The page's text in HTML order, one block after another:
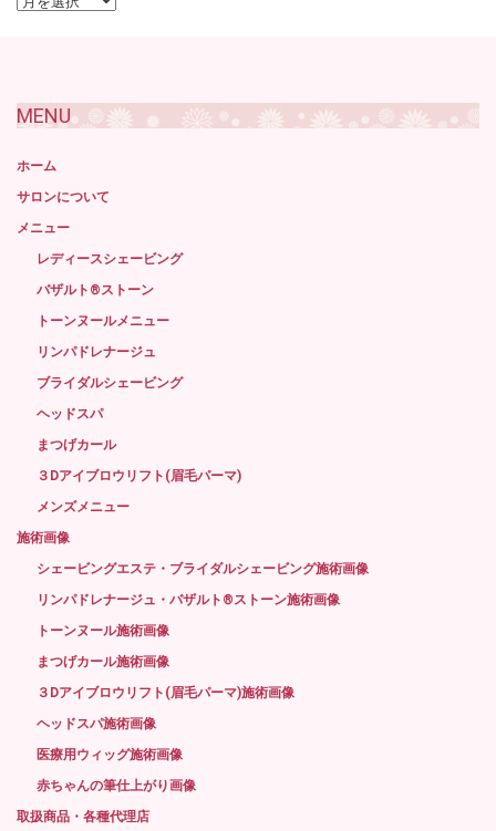
MENU
ホーム
サロンについて
メニュー
レディースシェービング
バザルト®ストーン
トーンヌールメニュー
リンパドレナージュ
ブライダルシェービング
ヘッドスパ
まつげカール
３Dアイブロウリフト(眉毛パーマ)
メンズメニュー
施術画像
シェービングエステ・ブライダルシェービング施術画像
リンパドレナージュ・バザルト®ストーン施術画像
トーンヌール施術画像
まつげカール施術画像
３Dアイブロウリフト(眉毛パーマ)施術画像
ヘッドスパ施術画像
医療用ウィッグ施術画像
赤ちゃんの筆仕上がり画像
取扱商品・各種代理店